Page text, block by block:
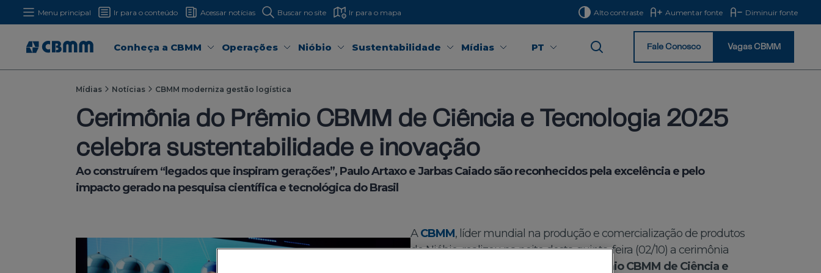
Menu principal Ir para o conteúdo Acessar notícias Buscar no site Ir para o mapa Alto contraste Aumentar fonte Diminuir fonte
Conheça a CBMM Operações Nióbio Sustentabilidade Mídias PT Início Fale Conosco Vagas CBMM
Mídias Notícias CBMM moderniza gestão logística
Cerimônia do Prêmio CBMM de Ciência e Tecnologia 2025
celebra sustentabilidade e inovação
Ao construírem “legados que inspiram gerações”, Paulo Artaxo e Jarbas Caiado são reconhecidos pela excelência e pelo
impacto gerado na pesquisa científica e tecnológica do Brasil
ACBMM, líder mundial na produção e comercialização de produtos
de Nióbio, realizou na noite desta quinta-feira (02/10) a cerimônia
Prêmio CBMM de Ciência e